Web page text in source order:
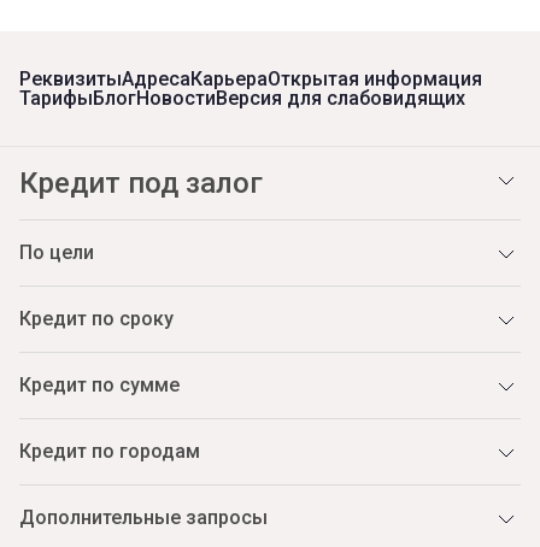
РеквизитыАдресаКарьераОткрытая информация
ТарифыБлогНовостиВерсия для слабовидящих
Кредит под залог
По цели
Кредит по сроку
Кредит по сумме
Кредит по городам
Дополнительные запросы